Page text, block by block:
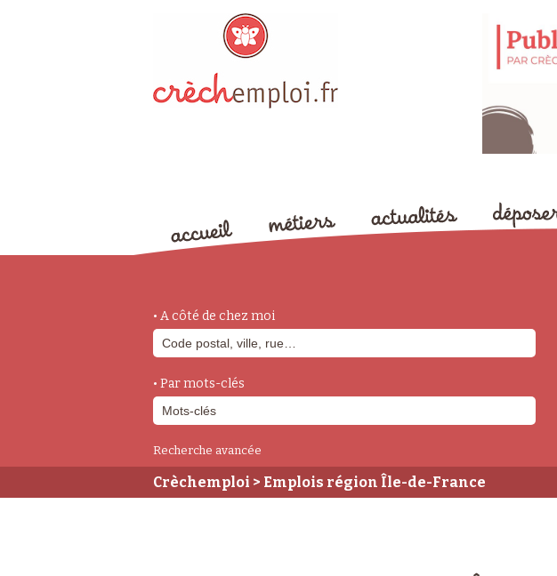
• A côté de chez moi
• Par mots-clés
Recherche avancée
Crèchemploi > Emplois région Île-de-France